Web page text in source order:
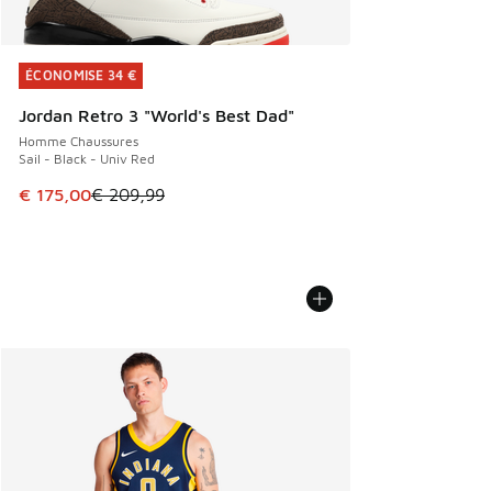
ÉCONOMISE 34 €
Jordan Retro 3 "World's Best Dad"
Homme Chaussures
Sail - Black - Univ Red
Cet article est en promotion. Prix en baisse de € 209,99 à
€ 175,00€ 209,99
ÉCONOMISE 34 €